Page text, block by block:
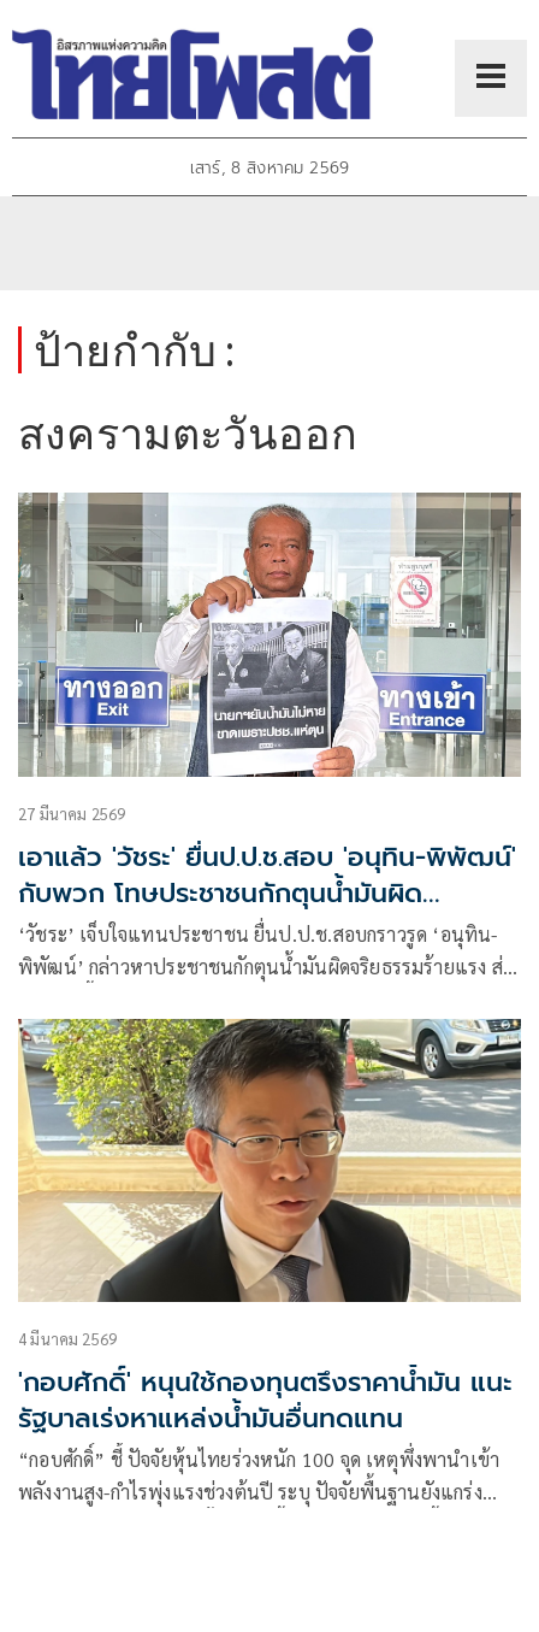
เสาร์, 8 สิงหาคม 2569
ป้ายกำกับ :
สงครามตะวันออก
27 มีนาคม 2569
เอาแล้ว 'วัชระ' ยื่นป.ป.ช.สอบ 'อนุทิน-พิพัฒน์'
กับพวก โทษประชาชนกักตุนน้ำมันผิด
จริยธรรมร้ายแรง
‘วัชระ’ เจ็บใจแทนประชาชน ยื่นป.ป.ช.สอบกราวรูด ‘อนุทิน-
พิพัฒน์’ กล่าวหาประชาชนกักตุนน้ำมันผิดจริยธรรมร้ายแรง ส่อ
รก.ทั้งหมด-โรงกลั่น ไปหาความจริงที่ป.ป.ช.
4 มีนาคม 2569
'กอบศักดิ์' หนุนใช้กองทุนตรึงราคาน้ำมัน แนะ
รัฐบาลเร่งหาแหล่งน้ำมันอื่นทดแทน
“กอบศักดิ์” ชี้ ปัจจัยหุ้นไทยร่วงหนัก 100 จุด เหตุพึ่งพานำเข้า
พลังงานสูง-กำไรพุ่งแรงช่วงต้นปี ระบุ ปัจจัยพื้นฐานยังแกร่ง